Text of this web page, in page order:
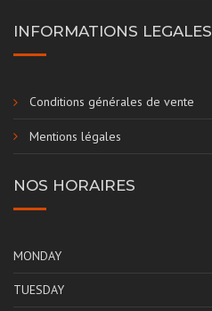
INFORMATIONS LEGALES
Conditions générales de vente
Mentions légales
NOS HORAIRES
MONDAY
TUESDAY